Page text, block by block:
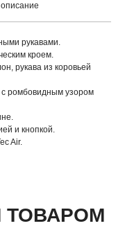
рукавами.
кроем.
рукава из коровьей
с ромбовидным узором
и кнопкой.
Air.
ТОВАРОМ